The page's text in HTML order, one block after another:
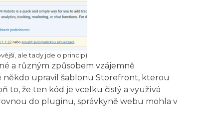
ale tady jde o princip)
a různým způsobem vzájemně
někdo upravil šablonu Storefront, kterou
to, že ten kód je vcelku čistý a využívá
do pluginu, správkyně webu mohla v